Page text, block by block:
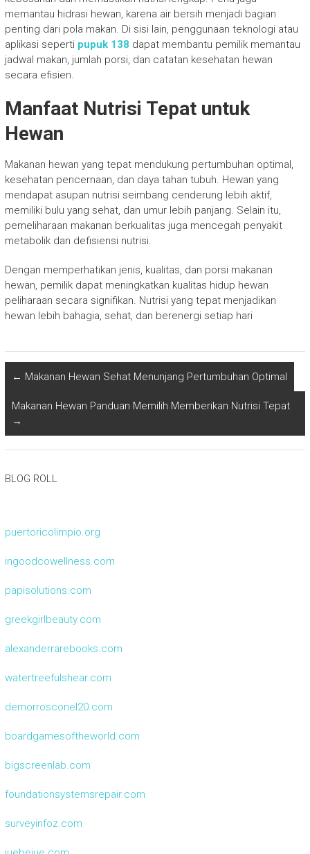
memantau hidrasi hewan, karena air bersih menjadi bagian
penting dari pola makan. Di sisi lain, penggunaan teknologi atau
aplikasi seperti pupuk 138 dapat membantu pemilik memantau
jadwal makan, jumlah porsi, dan catatan kesehatan hewan
secara efisien.
Manfaat Nutrisi Tepat untuk
Hewan
Makanan hewan yang tepat mendukung pertumbuhan optimal,
kesehatan pencernaan, dan daya tahan tubuh. Hewan yang
mendapat asupan nutrisi seimbang cenderung lebih aktif,
memiliki bulu yang sehat, dan umur lebih panjang. Selain itu,
pemeliharaan makanan berkualitas juga mencegah penyakit
metabolik dan defisiensi nutrisi.
Dengan memperhatikan jenis, kualitas, dan porsi makanan
hewan, pemilik dapat meningkatkan kualitas hidup hewan
peliharaan secara signifikan. Nutrisi yang tepat menjadikan
hewan lebih bahagia, sehat, dan berenergi setiap hari
← Makanan Hewan Sehat Menunjang Pertumbuhan Optimal
Makanan Hewan Panduan Memilih Memberikan Nutrisi Tepat
→
BLOG ROLL
puertoricolimpio.org
ingoodcowellness.com
papisolutions.com
greekgirlbeauty.com
alexanderrarebooks.com
watertreefulshear.com
demorrosconel20.com
boardgamesoftheworld.com
bigscreenlab.com
foundationsystemsrepair.com
surveyinfoz.com